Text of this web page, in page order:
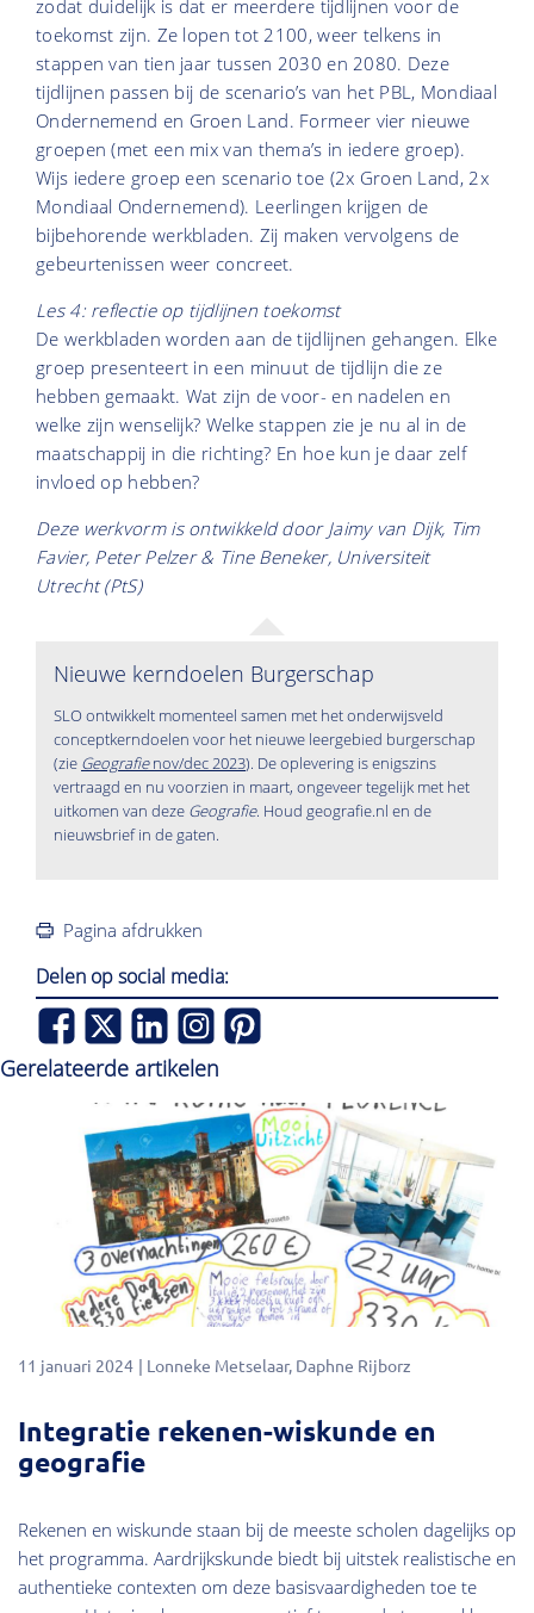
zodat duidelijk is dat er meerdere tijdlijnen voor de
toekomst zijn. Ze lopen tot 2100, weer telkens in
stappen van tien jaar tussen 2030 en 2080. Deze
tijdlijnen passen bij de scenario’s van het PBL, Mondiaal
Ondernemend en Groen Land. Formeer vier nieuwe
groepen (met een mix van thema’s in iedere groep).
Wijs iedere groep een scenario toe (2x Groen Land, 2x
Mondiaal Ondernemend). Leerlingen krijgen de
bijbehorende werkbladen. Zij maken vervolgens de
gebeurtenissen weer concreet.
Les 4: reflectie op tijdlijnen toekomst
De werkbladen worden aan de tijdlijnen gehangen. Elke
groep presenteert in een minuut de tijdlijn die ze
hebben gemaakt. Wat zijn de voor- en nadelen en
welke zijn wenselijk? Welke stappen zie je nu al in de
maatschappij in die richting? En hoe kun je daar zelf
invloed op hebben?
Deze werkvorm is ontwikkeld door Jaimy van Dijk, Tim
Favier, Peter Pelzer & Tine Beneker, Universiteit
Utrecht (PtS)
Nieuwe kerndoelen Burgerschap
SLO ontwikkelt momenteel samen met het onderwijsveld
conceptkerndoelen voor het nieuwe leergebied burgerschap
(zie Geografienov/dec 2023). De oplevering is enigszins
vertraagd en nu voorzien in maart, ongeveer tegelijk met het
uitkomen van deze Geografie. Houd geografie.nl en de
nieuwsbrief in de gaten.
Pagina afdrukken
Delen op social media:
Gerelateerde artikelen
11 januari 2024 Lonneke Metselaar Daphne Rijborz
Integratie rekenen-wiskunde en
geografie
Rekenen en wiskunde staan bij de meeste scholen dagelijks op
het programma. Aardrijkskunde biedt bij uitstek realistische en
authentieke contexten om deze basisvaardigheden toe te